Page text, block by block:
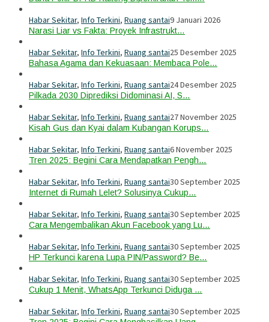
Habar Sekitar, Info Terkini, Ruang santai9 Januari 2026
Narasi Liar vs Fakta: Proyek Infrastrukt…
Habar Sekitar, Info Terkini, Ruang santai25 Desember 2025
Bahasa Agama dan Kekuasaan: Membaca Pole…
Habar Sekitar, Info Terkini, Ruang santai24 Desember 2025
Pilkada 2030 Diprediksi Didominasi AI, S…
Habar Sekitar, Info Terkini, Ruang santai27 November 2025
Kisah Gus dan Kyai dalam Kubangan Korups…
Habar Sekitar, Info Terkini, Ruang santai6 November 2025
Tren 2025: Begini Cara Mendapatkan Pengh…
Habar Sekitar, Info Terkini, Ruang santai30 September 2025
Internet di Rumah Lelet? Solusinya Cukup…
Habar Sekitar, Info Terkini, Ruang santai30 September 2025
Cara Mengembalikan Akun Facebook yang Lu…
Habar Sekitar, Info Terkini, Ruang santai30 September 2025
HP Terkunci karena Lupa PIN/Password? Be…
Habar Sekitar, Info Terkini, Ruang santai30 September 2025
Cukup 1 Menit, WhatsApp Terkunci Diduga …
Habar Sekitar, Info Terkini, Ruang santai30 September 2025